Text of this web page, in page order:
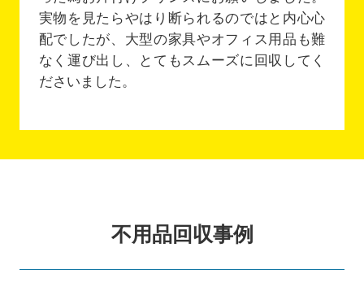
実物を見たらやはり断られるのではと内心心
配でしたが、大型の家具やオフィス用品も難
なく運び出し、とてもスムーズに回収してく
ださいました。
不用品回収事例